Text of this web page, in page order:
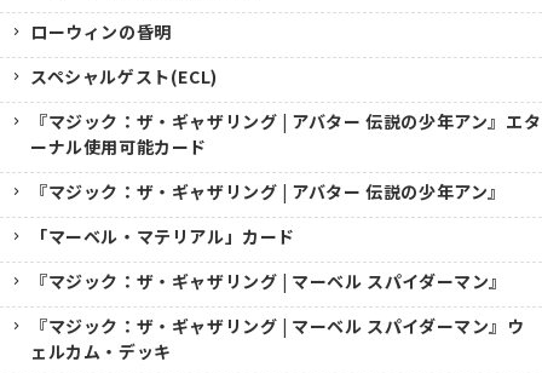
ローウィンの昏明
スペシャルゲスト(ECL)
『マジック：ザ・ギャザリング | アバター 伝説の少年アン』エタ
ーナル使用可能カード
『マジック：ザ・ギャザリング | アバター 伝説の少年アン』
「マーベル・マテリアル」カード
『マジック：ザ・ギャザリング | マーベル スパイダーマン』
『マジック：ザ・ギャザリング | マーベル スパイダーマン』ウ
ェルカム・デッキ